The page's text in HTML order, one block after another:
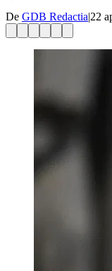
De GDB Redactia|22